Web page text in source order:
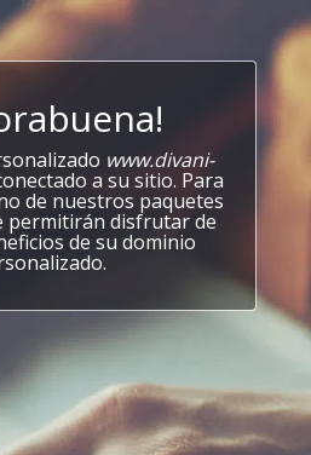
www.divani-
a su sitio. Para
de nuestros paquetes
permitirán disfrutar de
de su dominio